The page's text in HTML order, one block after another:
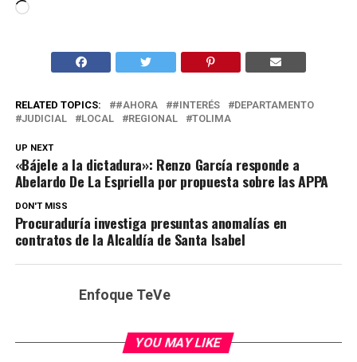
Cargando...
RELATED TOPICS: #AHORA #INTERÉS
DEPARTAMENTO
JUDICIAL
LOCAL REGIONAL TOLIMA
UP NEXT
«Bájele a la dictadura»: Renzo García responde a
Abelardo De La Espriella por propuesta sobre las APPA
DON'T MISS
Procuraduría investiga presuntas anomalías en
contratos de la Alcaldía de Santa Isabel
Enfoque TeVe
YOU MAY LIKE